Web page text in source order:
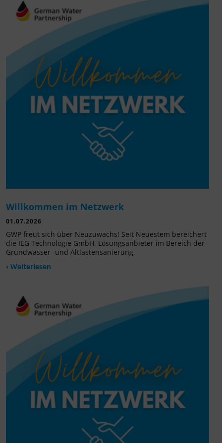
Willkommen im Netzwerk
01.07.2026
GWP freut sich über Neuzuwachs! Seit Neuestem bereichert
die IEG Technologie GmbH, Lösungsanbieter im Bereich der
Grundwasser- und Altlastensanierung,
› Weiterlesen